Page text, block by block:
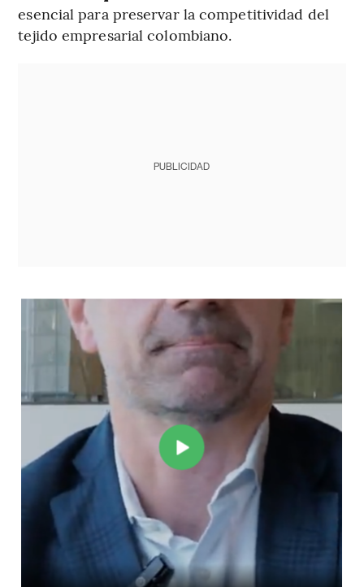
esencial para preservar la competitividad del
tejido empresarial colombiano.
PUBLICIDAD